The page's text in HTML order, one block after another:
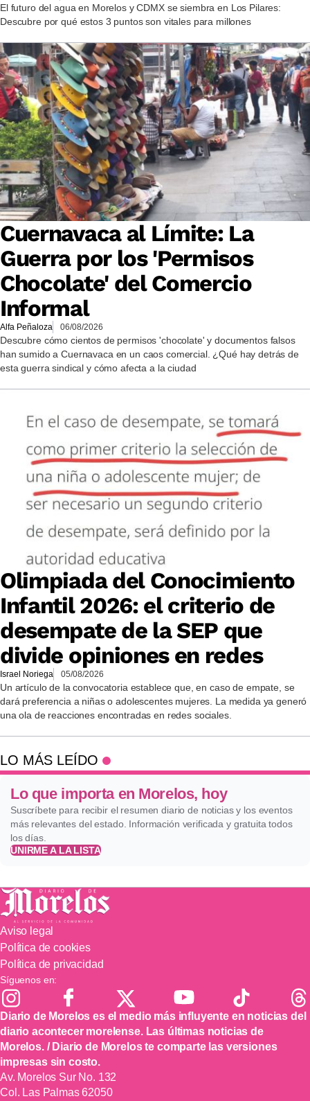
El futuro del agua en Morelos y CDMX se siembra en Los Pilares:
Descubre por qué estos 3 puntos son vitales para millones
Cuernavaca al Límite: La
Guerra por los 'Permisos
Chocolate' del Comercio
Informal
Alfa Peñaloza 06/08/2026
Descubre cómo cientos de permisos 'chocolate' y documentos falsos
han sumido a Cuernavaca en un caos comercial. ¿Qué hay detrás de
esta guerra sindical y cómo afecta a la ciudad
Olimpiada del Conocimiento
Infantil 2026: el criterio de
desempate de la SEP que
divide opiniones en redes
Israel Noriega 05/08/2026
Un artículo de la convocatoria establece que, en caso de empate, se
dará preferencia a niñas o adolescentes mujeres. La medida ya generó
una ola de reacciones encontradas en redes sociales.
LO MÁS LEÍDO
Lo que importa en Morelos, hoy
Suscríbete para recibir el resumen diario de noticias y los eventos
más relevantes del estado. Información verificada y gratuita todos
los días.
UNIRME A LA LISTA
Aviso legal
Política de cookies
Política de privacidad
Síguenos en:
Diario de Morelos es el medio más influyente en noticias del
diario acontecer morelense. Las últimas noticias de
Morelos. / Diario de Morelos te comparte las versiones
impresas sin costo.
Av. Morelos Sur No. 132
Col. Las Palmas 62050